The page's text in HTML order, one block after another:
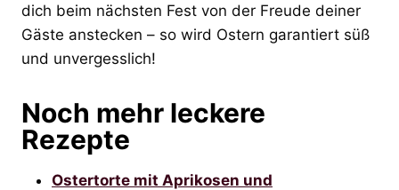
dich beim nächsten Fest von der Freude deiner
Gäste anstecken – so wird Ostern garantiert süß
und unvergesslich!
Noch mehr leckere
Rezepte
Ostertorte mit Aprikosen und